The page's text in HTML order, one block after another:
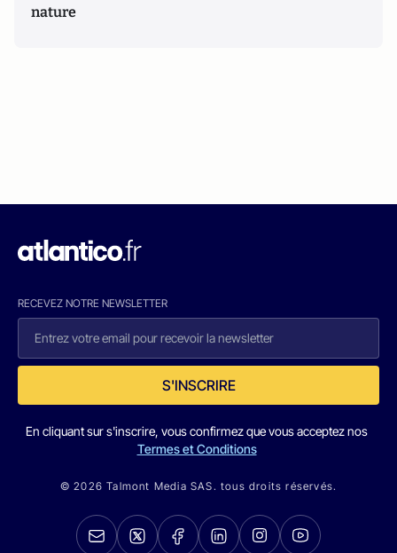
nature
RECEVEZ NOTRE NEWSLETTER
S'INSCRIRE
En cliquant sur s'inscrire, vous confirmez que vous acceptez nos
Termes et Conditions
© 2026 Talmont Media SAS. tous droits réservés.